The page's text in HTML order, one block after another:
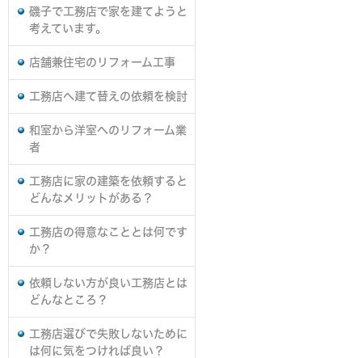
磯子で工務店で家を建てようと
考えています。
店舗兼住宅のリフォーム工事
工務店へ建て替えの依頼を検討
和室から洋室へのリフォーム業
者
工務店に家の建築を依頼すると
どんなメリットがある？
工務店の得意なこととは何です
か？
依頼しない方が良い工務店とは
どんなところ？
工務店選びで失敗しないために
は何に気をつければ良い？